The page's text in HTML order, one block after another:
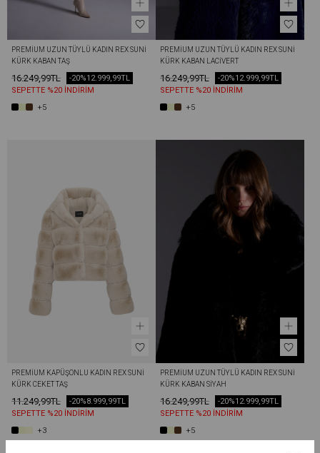
PREMIUM UZUN TÜYLÜ KADIN REX SUNI
KÜRK KABAN TAŞ
16.249,99TL 12.999,99TL
-20%
SEPETTE %20 İNDİRİM
+5
PREMIUM UZUN TÜYLÜ KADIN REX SUNI
KÜRK KABAN LACIVERT
16.249,99TL 12.999,99TL
-20%
SEPETTE %20 İNDİRİM
+5
PREMIUM KAPÜŞONLU KADIN REX SUNI
KÜRK CEKET TAŞ
11.249,99TL 8.999,99TL
-20%
SEPETTE %20 İNDİRİM
+3
PREMIUM UZUN TÜYLÜ KADIN REX SUNI
KÜRK KABAN SIYAH
16.249,99TL 12.999,99TL
-20%
SEPETTE %20 İNDİRİM
+5